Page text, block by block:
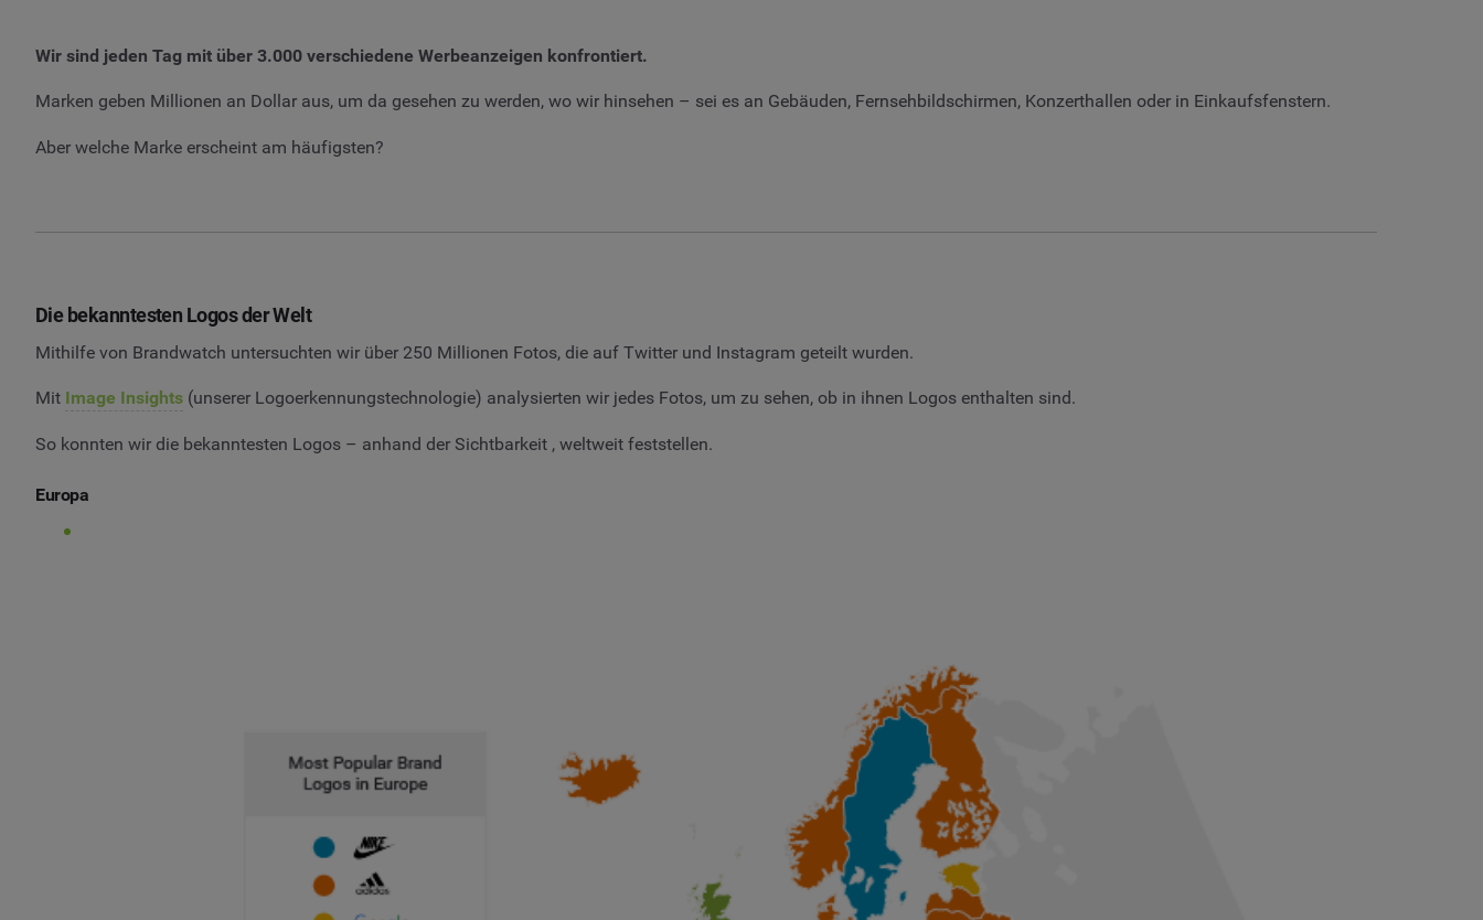
Wir sind jeden Tag mit über 3.000 verschiedene Werbeanzeigen konfrontiert.
Marken geben Millionen an Dollar aus, um da gesehen zu werden, wo wir hinsehen – sei es an Gebäuden, Fernsehbildschirmen, Konzerthallen oder in Einkaufsfenstern.
Aber welche Marke erscheint am häufigsten?
Die bekanntesten Logos der Welt
Mithilfe von Brandwatch untersuchten wir über 250 Millionen Fotos, die auf Twitter und Instagram geteilt wurden.
Mit Image Insights (unserer Logoerkennungstechnologie) analysierten wir jedes Fotos, um zu sehen, ob in ihnen Logos enthalten sind.
So konnten wir die bekanntesten Logos – anhand der Sichtbarkeit , weltweit feststellen.
Europa